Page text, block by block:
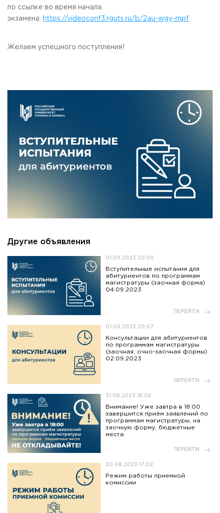
по ссылке во время начала
экзамена: https://videoconf3.rguts.ru/b/2au-wgy-mpf
Желаем успешного поступления!
Другие объявления
01.09.2023 20:09
Вступительные испытания для
абитуриентов по программам
магистратуры (заочная форма)
04.09.2023
ПЕРЕЙТИ
01.09.2023 20:07
Консультации для абитуриентов
по программам магистратуры
(заочная, очно-заочная формы)
02.09.2023
ПЕРЕЙТИ
31.08.2023 18:04
Внимание! Уже завтра в 18:00
завершится приём заявлений по
программам магистратуры, на
заочную форму, бюджетные
места
ПЕРЕЙТИ
30.08.2023 17:02
Режим работы приемной
комиссии